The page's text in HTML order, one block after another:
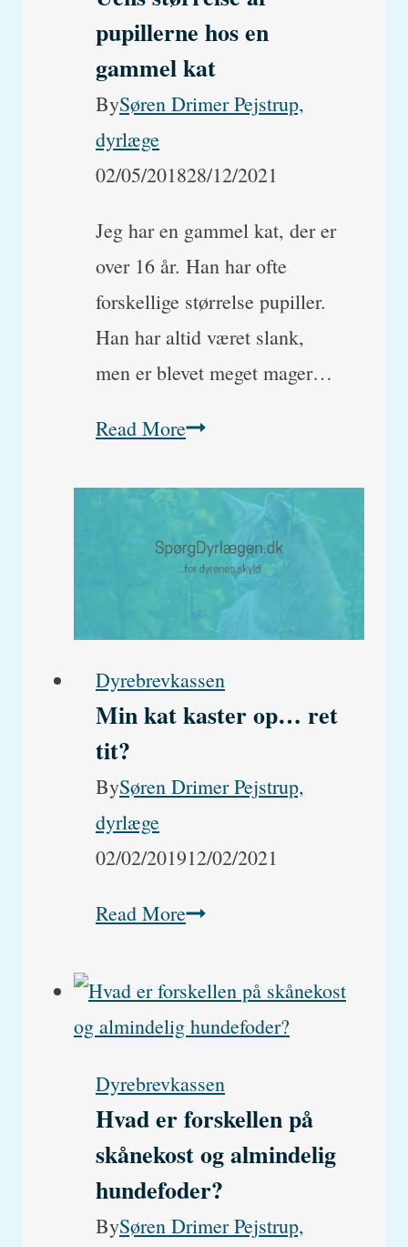
pupillerne hos en
gammel kat
BySøren Drimer Pejstrup,
dyrlæge
02/05/201828/12/2021
Jeg har en gammel kat, der er
over 16 år. Han har ofte
forskellige størrelse pupiller.
Han har altid været slank,
men er blevet meget mager…
Read MoreUens
af
pupillerne
hos
gammel
kat
Dyrebrevkassen
Min kat kaster op… ret
tit?
BySøren Drimer Pejstrup,
dyrlæge
02/02/201912/02/2021
Read MoreMin
kaster
op…
tit?
Dyrebrevkassen
Hvad er forskellen på
skånekost og almindelig
hundefoder?
BySøren Drimer Pejstrup,